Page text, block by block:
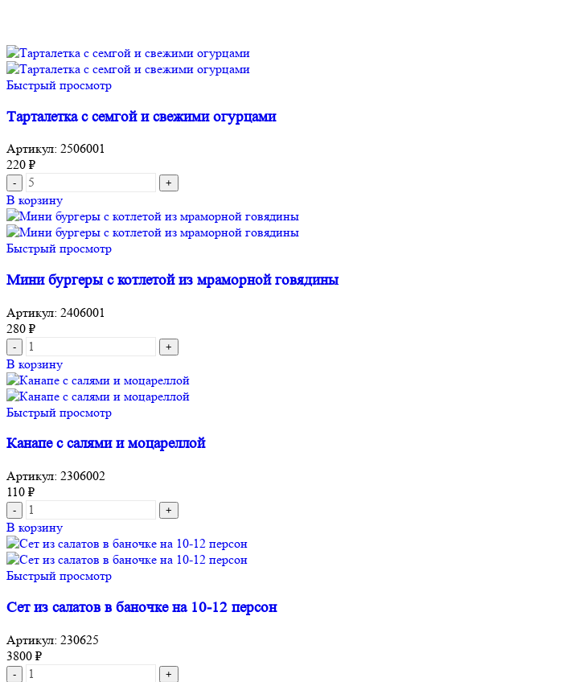
Быстрый просмотр
Тарталетка с семгой и свежими огурцами
Артикул: 2506001
220 ₽
В корзину
Быстрый просмотр
Мини бургеры с котлетой из мраморной говядины
Артикул: 2406001
280 ₽
В корзину
Быстрый просмотр
Канапе с салями и моцареллой
Артикул: 2306002
110 ₽
В корзину
Быстрый просмотр
Сет из салатов в баночке на 10-12 персон
Артикул: 230625
3800 ₽